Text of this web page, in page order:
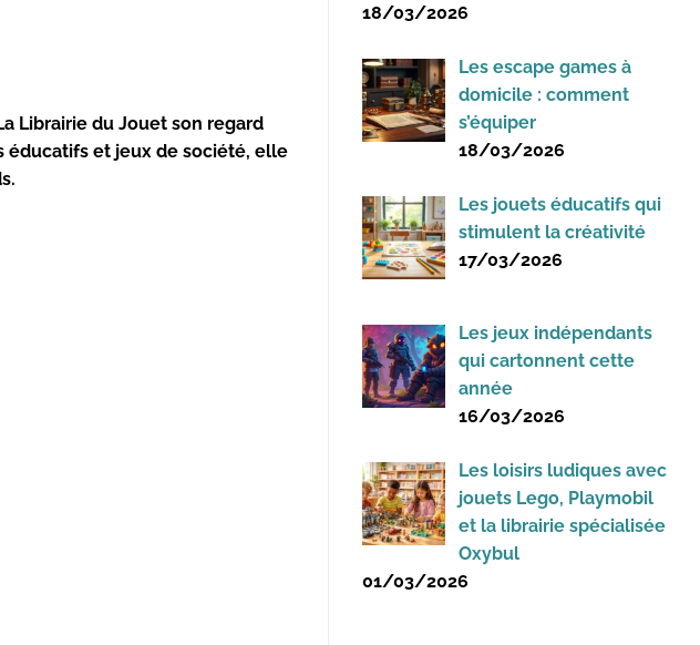
Librairie du Jouet son regard
éducatifs et jeux de société, elle
18/03/2026
Les escape games à
domicile : comment
s’équiper
18/03/2026
Les jouets éducatifs qui
stimulent la créativité
17/03/2026
Les jeux indépendants
qui cartonnent cette
année
16/03/2026
Les loisirs ludiques avec
jouets Lego, Playmobil
et la librairie spécialisée
Oxybul
01/03/2026